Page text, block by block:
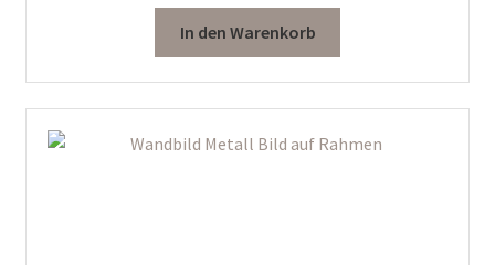
In den Warenkorb